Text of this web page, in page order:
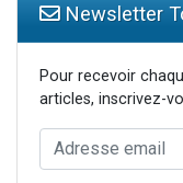
Newsletter
Pour recevoir
articles, inscrivez-